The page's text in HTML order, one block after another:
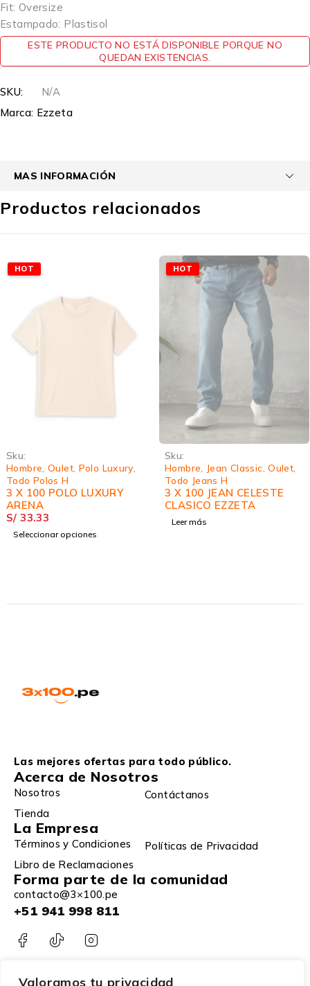
Valoramos tu privacidad
Fit: Oversize
Estampado: Plastisol
ESTE PRODUCTO NO ESTÁ DISPONIBLE PORQUE NO
QUEDAN EXISTENCIAS.
SKU:
N/A
Marca: Ezzeta
MAS INFORMACIÓN
Productos relacionados
HOT
Sku:
Hombre Oulet, Polo Luxury,
Todo Polos H
3 X 100 POLO LUXURY
ARENA
S/ 33.33
Seleccionar opciones
HOT
Sku:
Hombre
Jean Classic ,Oulet
Todo Jeans H
3 X 100 JEAN CELESTE
CLASICO EZZETA
Leer más
Las mejores ofertas para todo público.
Acerca de Nosotros
Nosotros
Contáctanos
Tienda
La Empresa
Términos y Condiciones
Políticas de Privacidad
Libro de Reclamaciones
Forma parte de la comunidad
contacto@3×100.pe
+51 941 998 811